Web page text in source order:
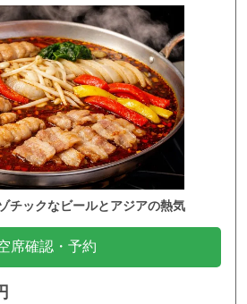
チックなビールとアジアの熱気
席確認・予約